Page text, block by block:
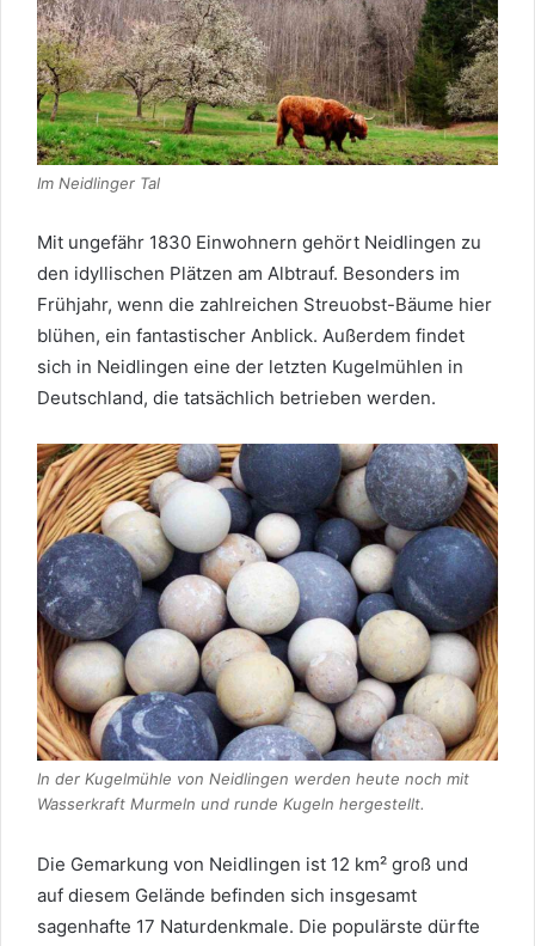
Im Neidlinger Tal
Mit ungefähr 1830 Einwohnern gehört Neidlingen zu
den idyllischen Plätzen am Albtrauf. Besonders im
Frühjahr, wenn die zahlreichen Streuobst-Bäume hier
blühen, ein fantastischer Anblick. Außerdem findet
sich in Neidlingen eine der letzten Kugelmühlen in
Deutschland, die tatsächlich betrieben werden.
In der Kugelmühle von Neidlingen werden heute noch mit
Wasserkraft Murmeln und runde Kugeln hergestellt.
Die Gemarkung von Neidlingen ist 12 km² groß und
auf diesem Gelände befinden sich insgesamt
sagenhafte 17 Naturdenkmale. Die populärste dürfte